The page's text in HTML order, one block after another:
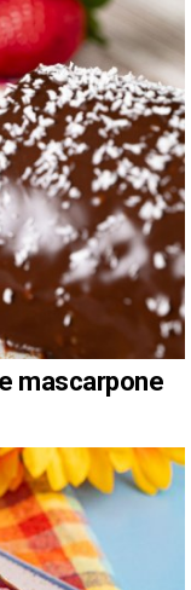
mascarpone